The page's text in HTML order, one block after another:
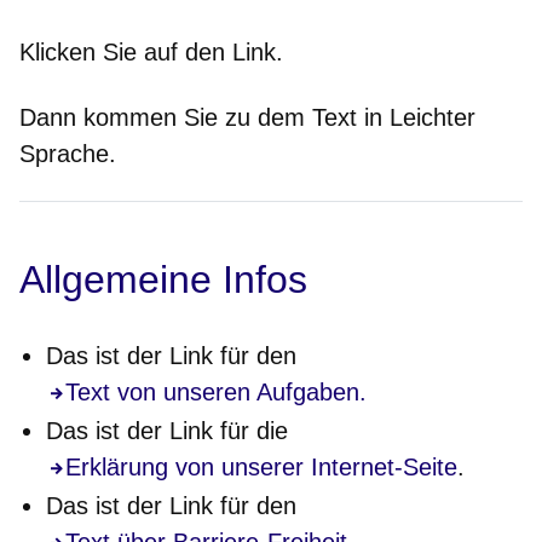
Klicken Sie auf den Link.
Dann kommen Sie zu dem Text in Leichter
Sprache.
Allgemeine Infos
Das ist der Link für den
Text von unseren Aufgaben.
Das ist der Link für die
Erklärung von unserer Internet-Seite.
Das ist der Link für den